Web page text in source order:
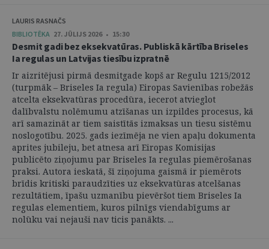
LAURIS RASNAČS
BIBLIOTĒKA 27. JŪLIJS 2026 • 15:30
Desmit gadi bez eksekvatūras. Publiskā kārtība Briseles
Ia regulas un Latvijas tiesību izpratnē
Ir aizritējusi pirmā desmitgade kopš ar Regulu 1215/2012
(turpmāk – Briseles Ia regula) Eiropas Savienības robežās
atcelta eksekvatūras procedūra, iecerot atvieglot
dalībvalstu nolēmumu atzīšanas un izpildes procesus, kā
arī samazināt ar tiem saistītās izmaksas un tiesu sistēmu
noslogotību. 2025. gads iezīmēja ne vien apaļu dokumenta
aprites jubileju, bet atnesa arī Eiropas Komisijas
publicēto ziņojumu par Briseles Ia regulas piemērošanas
praksi. Autora ieskatā, šī ziņojuma gaismā ir piemērots
brīdis kritiski paraudzīties uz eksekvatūras atcelšanas
rezultātiem, īpašu uzmanību pievēršot tiem Briseles Ia
regulas elementiem, kuros pilnīgs viendabīgums ar
nolūku vai nejauši nav ticis panākts. ...